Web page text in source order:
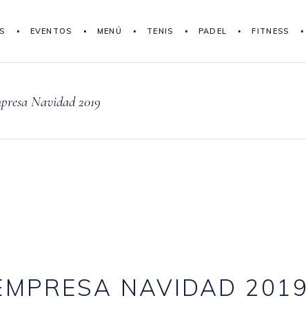
EVENTOS MENÚ TENIS PADEL FITNESS
Navidad 2019
NAVIDAD 2019